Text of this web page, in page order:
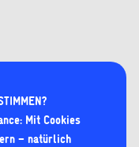
für Schritt stärkt,
spürt, wie sich
Mit Cookies
– natürlich